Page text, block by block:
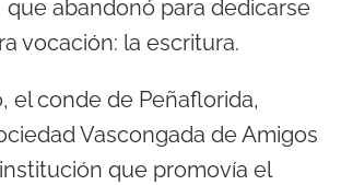
que abandonó para dedicarse
vocación: la escritura.
el conde de Peñaflorida,
Vascongada de Amigos
que promovía el